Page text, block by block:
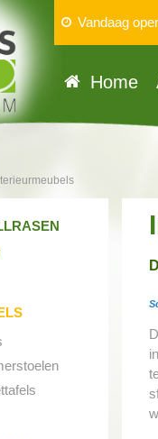
Vandaag
Home